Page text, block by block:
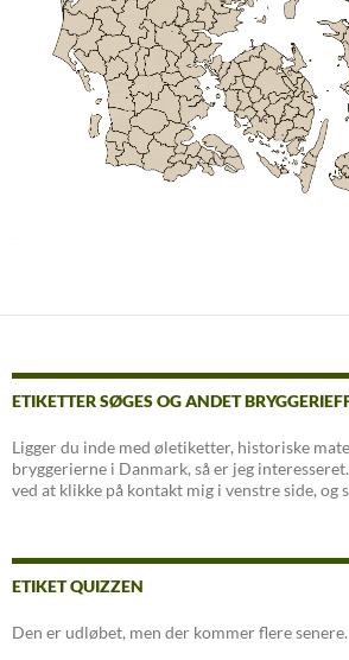
ETIKETTER SØGES OG ANDET
Ligger du inde med øletiketter, historiske
bryggerierne i Danmark, så er jeg
ved at klikke på kontakt mig i venstre side, og
ETIKET QUIZZEN
Den er udløbet, men der kommer flere senere.